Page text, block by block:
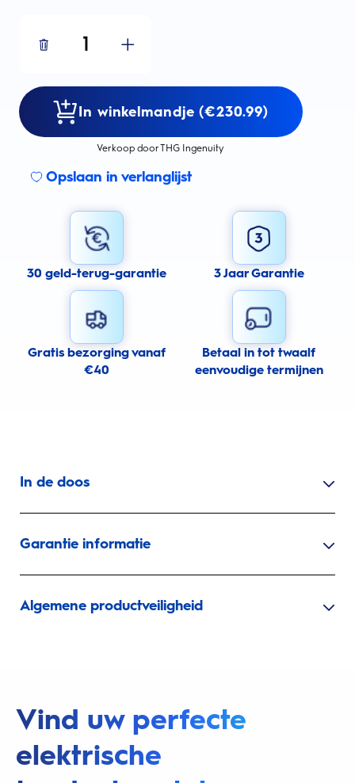
1
In winkelmandje (€230.99)
Verkoop door THG Ingenuity
Opslaan in verlanglijst
30 geld-terug-garantie 3 Jaar Garantie
Gratis bezorging vanaf
€40
Betaal in tot twaalf
eenvoudige termijnen
In de doos
Garantie informatie
Algemene productveiligheid
Vind uw perfecte
elektrische